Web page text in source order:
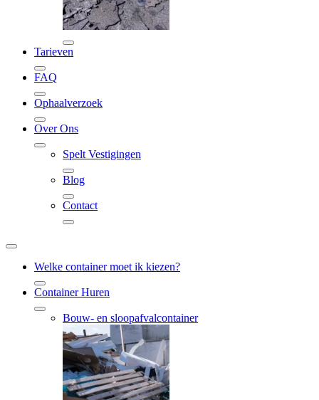
Tarieven
FAQ
Ophaalverzoek
Over Ons
Spelt Vestigingen
Blog
Contact
Welke container moet ik kiezen?
Container Huren
Bouw- en sloopafvalcontainer